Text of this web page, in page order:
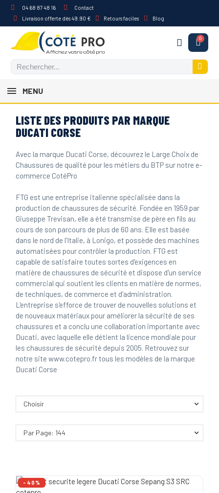
04 68 87 48 16
Contact
Livraison offerte dès 49.90 €
Retours faciles Blog
MENU
LISTE DES PRODUITS PAR MARQUE
DUCATI CORSE
Avec la marque Ducati Corse, découvrez le Large Choix de
Chaussures de qualité pour les métiers du BTP sur notre e-
commerce CotéPro
FTG est une entreprise italienne spécialisée dans la
production de chaussures de sécurité. Fondée en 1959 par
Giuseppe Trevisan, elle a été transmise de père en fils au
cours de son parcours de plus de 60 ans. Elle est basée
dans le nord de l'Italie, à Lonigo, et possède des machines
automatisées pour contrôler la production. FTG est
capable de satisfaire toutes sortes d'exigences en
matière de chaussures de sécurité et dispose d'un service
commercial qui soutient les clients en matière de normes,
de techniques, de commerce et d'administration.
L'entreprise s'efforce de trouver de nouvelles solutions et
de nouveaux matériaux pour améliorer la sécurité de ses
chaussures et a conclu une collaboration importante avec
Ducati, avec laquelle elle détient la licence mondiale pour
les chaussures de sécurité depuis 2005. Retrouvez sur
notre site www.cotepro.fr tous les modèles de la marque
Ducati Corse
Choisir
Par Page: 144
-40%